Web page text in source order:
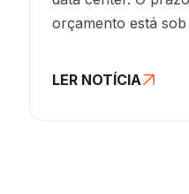
orçamento está
LER NOTÍCIA